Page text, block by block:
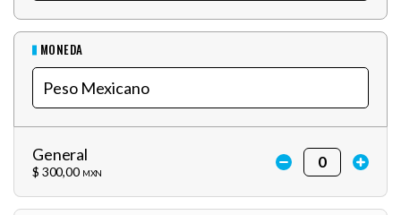
MONEDA
General
$ 300,00 MXN